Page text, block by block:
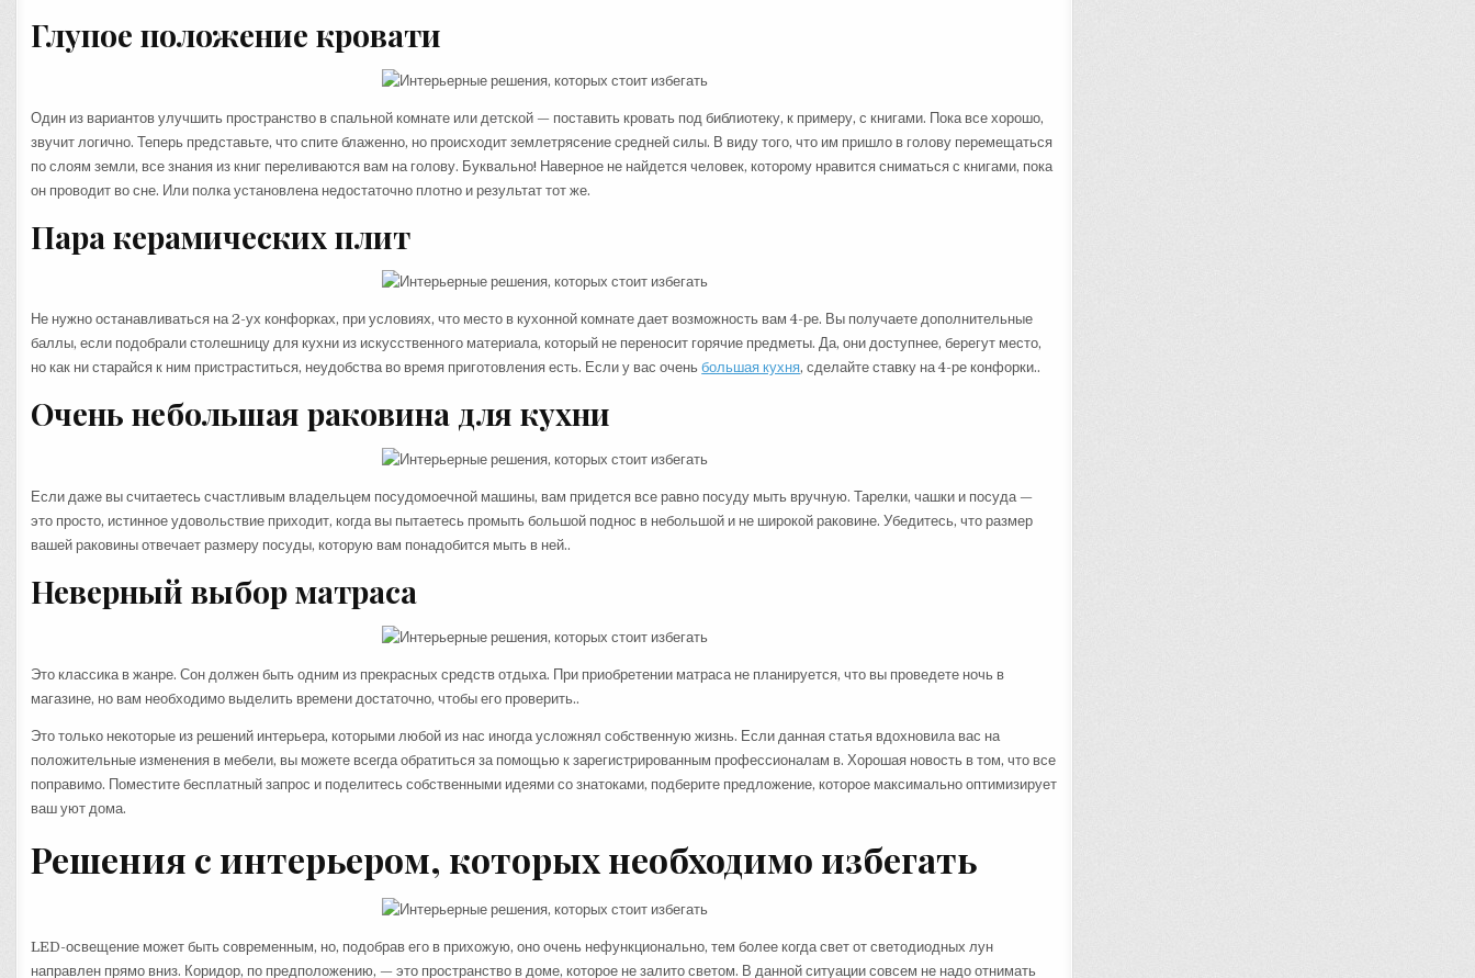
Глупое положение кровати
Один из вариантов улучшить пространство в спальной комнате или детской — поставить кровать под библиотеку, к примеру, с книгами. Пока все хорошо,
звучит логично. Теперь представьте, что спите блаженно, но происходит землетрясение средней силы. В виду того, что им пришло в голову перемещаться
по слоям земли, все знания из книг переливаются вам на голову. Буквально! Наверное не найдется человек, которому нравится сниматься с книгами, пока
он проводит во сне. Или полка установлена недостаточно плотно и результат тот же.
Пара керамических плит
Не нужно останавливаться на 2-ух конфорках, при условиях, что место в кухонной комнате дает возможность вам 4-ре. Вы получаете дополнительные
баллы, если подобрали столешницу для кухни из искусственного материала, который не переносит горячие предметы. Да, они доступнее, берегут место,
но как ни старайся к ним пристраститься, неудобства во время приготовления есть. Если у вас оченьбольшая кухня, сделайте ставку на 4-ре конфорки..
Очень небольшая раковина для кухни
Если даже вы считаетесь счастливым владельцем посудомоечной машины, вам придется все равно посуду мыть вручную. Тарелки, чашки и посуда —
это просто, истинное удовольствие приходит, когда вы пытаетесь промыть большой поднос в небольшой и не широкой раковине. Убедитесь, что размер
вашей раковины отвечает размеру посуды, которую вам понадобится мыть в ней..
Неверный выбор матраса
Это классика в жанре. Сон должен быть одним из прекрасных средств отдыха. При приобретении матраса не планируется, что вы проведете ночь в
магазине, но вам необходимо выделить времени достаточно, чтобы его проверить..
Это только некоторые из решений интерьера, которыми любой из нас иногда усложнял собственную жизнь. Если данная статья вдохновила вас на
положительные изменения в мебели, вы можете всегда обратиться за помощью к зарегистрированным профессионалам в. Хорошая новость в том, что все
поправимо. Поместите бесплатный запрос и поделитесь собственными идеями со знатоками, подберите предложение, которое максимально оптимизирует
ваш уют дома.
Решения с интерьером, которых необходимо избегать
LED-освещение может быть современным, но, подобрав его в прихожую, оно очень нефункционально, тем более когда свет от светодиодных лун
направлен прямо вниз. Коридор, по предположению, — это пространство в доме, которое не залито светом. В данной ситуации совсем не надо отнимать